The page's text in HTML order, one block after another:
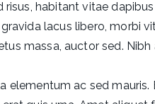
habitant vitae
lacus libero, morbi
massa, auctor sed.
ac sed mauris.